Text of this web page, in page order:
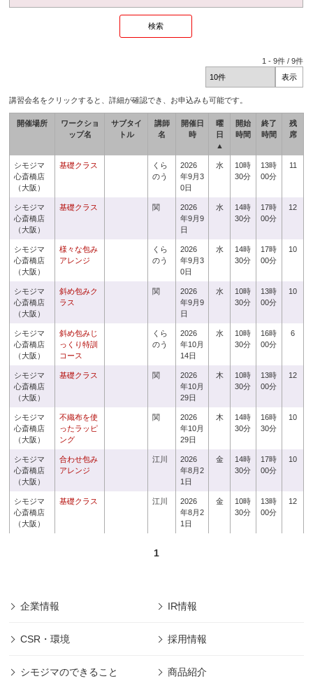
1 -9件 /9件
講習会名をクリックすると、詳細が確認でき、お申込みも可能です。
開催場所
ワークショ
ップ名
サブタイ
トル
講師
名
開催日
時
曜
日
▲
開始
時間
終了
時間
残
席
シモジマ
心斎橋店
（大阪）
基礎クラス
くら
のう
2026
年9月3
0日
水
10時
30分
13時
00分
11
シモジマ
心斎橋店
（大阪）
基礎クラス 関
2026
年9月9
日
水
14時
30分
17時
00分
12
シモジマ
心斎橋店
（大阪）
様々な包み
アレンジ
くら
のう
2026
年9月3
0日
水
14時
30分
17時
00分
10
シモジマ
心斎橋店
（大阪）
斜め包みク
ラス
関
2026
年9月9
日
水
10時
30分
13時
00分
10
シモジマ
心斎橋店
（大阪）
斜め包みじ
っくり特訓
コース
くら
のう
2026
年10月
14日
水
10時
30分
16時
00分
6
シモジマ
心斎橋店
（大阪）
基礎クラス 関
2026
年10月
29日
木
10時
30分
13時
00分
12
シモジマ
心斎橋店
（大阪）
不織布を使
ったラッピ
ング
関
2026
年10月
29日
木
14時
30分
16時
30分
10
シモジマ
心斎橋店
（大阪）
合わせ包み
アレンジ
江川
2026
年8月2
1日
金
14時
30分
17時
00分
10
シモジマ
心斎橋店
（大阪）
基礎クラス 江川
2026
年8月2
1日
金
10時
30分
13時
00分
12
1
企業情報 IR情報
CSR・環境 採用情報
シモジマのできること 商品紹介